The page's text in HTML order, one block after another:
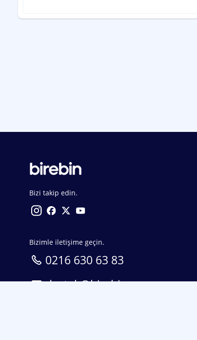
Bizi takip edin.
Bizimle iletişime geçin.
0216 630 63 83
destek@birebin.com